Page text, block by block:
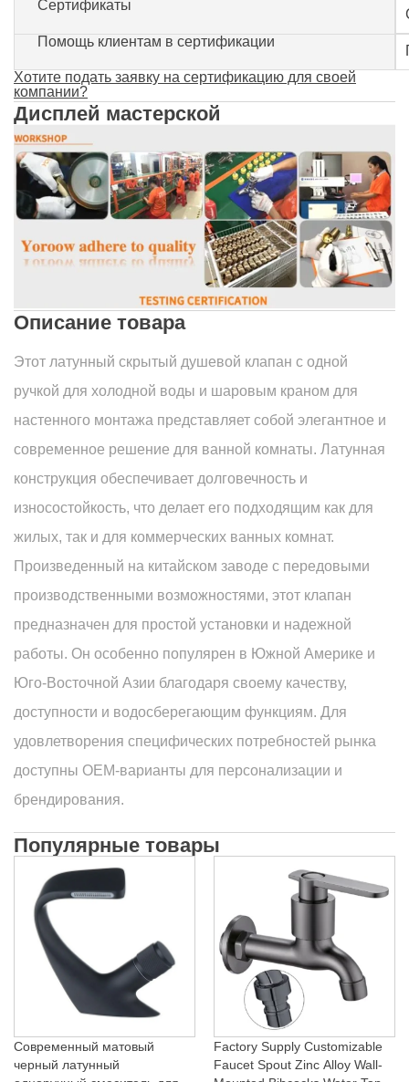
Сертификаты
Помощь клиентам в сертификации
Хотите подать заявку на сертификацию для своей
компании?
Дисплей мастерской
Описание товара
Этот латунный скрытый душевой клапан с одной
ручкой для холодной воды и шаровым краном для
настенного монтажа представляет собой элегантное и
современное решение для ванной комнаты. Латунная
конструкция обеспечивает долговечность и
износостойкость, что делает его подходящим как для
жилых, так и для коммерческих ванных комнат.
Произведенный на китайском заводе с передовыми
производственными возможностями, этот клапан
предназначен для простой установки и надежной
работы. Он особенно популярен в Южной Америке и
Юго-Восточной Азии благодаря своему качеству,
доступности и водосберегающим функциям. Для
удовлетворения специфических потребностей рынка
доступны OEM-варианты для персонализации и
брендирования.
Популярные товары
Современный матовый
черный латунный
Factory Supply Customizable
Faucet Spout Zinc Alloy Wall-